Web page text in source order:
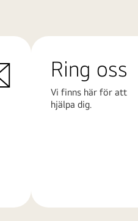
Ring oss
Vi finns här för att
hjälpa dig.